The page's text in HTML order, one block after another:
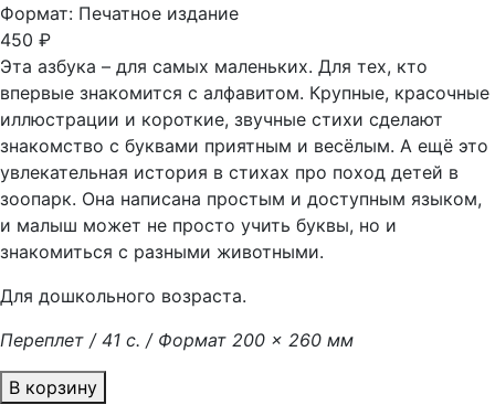
Формат: Печатное издание
450 ₽
Эта азбука – для самых маленьких. Для тех, кто
впервые знакомится с алфавитом. Крупные, красочные
иллюстрации и короткие, звучные стихи сделают
знакомство с буквами приятным и весёлым. А ещё это
увлекательная история в стихах про поход детей в
зоопарк. Она написана простым и доступным языком,
и малыш может не просто учить буквы, но и
знакомиться с разными животными.
Для дошкольного возраста.
Переплет / 41 с. / Формат 200 × 260 мм
В корзину